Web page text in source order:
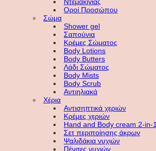
Οροί Προσώπου
Σώμα
Shower gel
Σαπούνια
Κρέμες Σώματος
Body Lotions
Body Butters
Λάδι Σώματος
Body Mists
Body Scrub
Αντιηλιακά
Χέρια
Αντισηπτικά χεριών
Κρέμες χεριών
Hand and Body cream 2-in-1
Σετ περιποίησης άκρων
Ψαλιδάκια νυχιών
Πένσες νυχιών